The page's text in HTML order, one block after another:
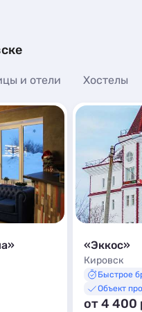
и отели Хостелы
«Эккос»
Кировск
Быстрое
Объект
от 4 400